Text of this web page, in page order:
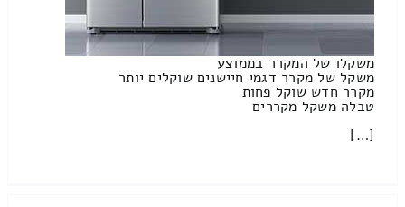
משקלו של המקרר בממוצע
משקל של מקרר דגמי חיישנים שוקלים יותר
מקרר חדש שוקל פחות
טבלה משקל מקררים
[…]